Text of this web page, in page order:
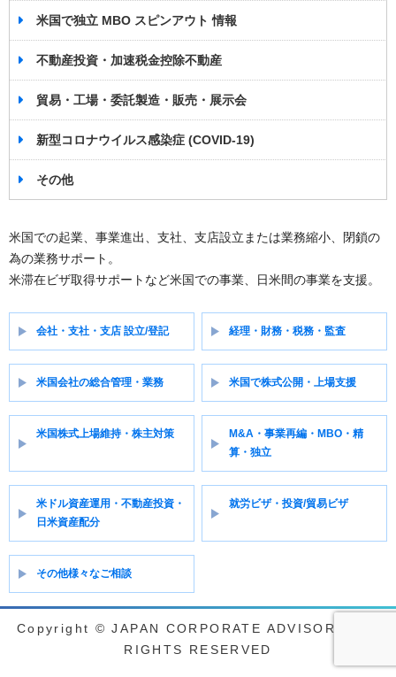
米国で独立 MBO スピンアウト 情報
不動産投資・加速税金控除不動産
貿易・工場・委託製造・販売・展示会
新型コロナウイルス感染症 (COVID-19)
その他
米国での起業、事業進出、支社、支店設立または業務縮小、閉鎖の
為の業務サポート。
米滞在ビザ取得サポートなど米国での事業、日米間の事業を支援。
会社・支社・支店 設立/登記 経理・財務・税務・監査
米国会社の総合管理・業務 米国で株式公開・上場支援
米国株式上場維持・株主対策
M&A・事業再編・MBO・精
算・独立
米ドル資産運用・不動産投資・
日米資産配分
就労ビザ・投資/貿易ビザ
その他様々なご相談
Copyright © JAPAN CORPORATE ADVISORY ALL
RIGHTS RESERVED